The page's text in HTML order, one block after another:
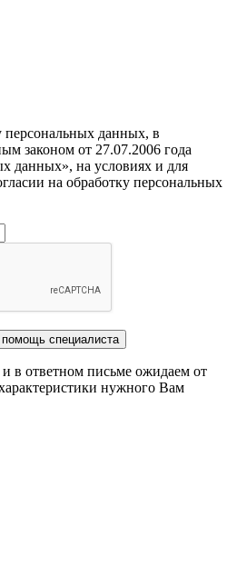
персональных данных, в
законом от 27.07.2006 года
данных», на условиях и для
на обработку персональных
помощь специалиста
ответном письме ожидаем от
нужного Вам